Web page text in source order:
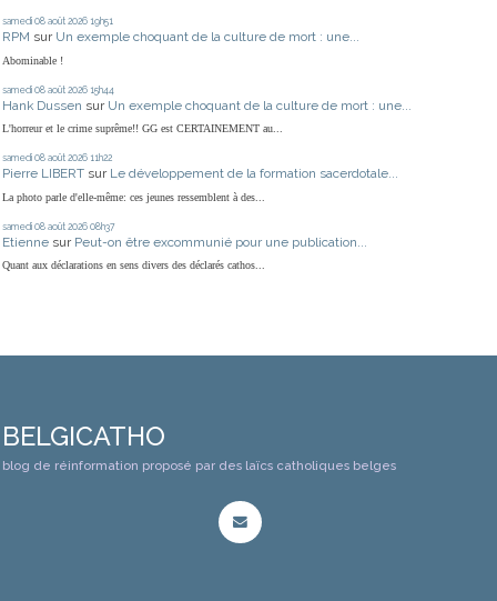
samedi 08 août 2026 19h51
RPM sur Un exemple choquant de la culture de mort : une...
Abominable !
samedi 08 août 2026 15h44
Hank Dussen sur Un exemple choquant de la culture de mort : une...
L'horreur et le crime suprême!! GG est CERTAINEMENT au...
samedi 08 août 2026 11h22
Pierre LIBERT sur Le développement de la formation sacerdotale...
La photo parle d'elle-même: ces jeunes ressemblent à des...
samedi 08 août 2026 08h37
Etienne sur Peut-on être excommunié pour une publication...
Quant aux déclarations en sens divers des déclarés cathos...
BELGICATHO
blog de réinformation proposé par des laïcs catholiques belges